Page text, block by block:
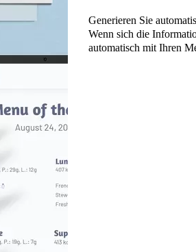
Generieren Sie
Wenn sich die
automatisch mit Ihren